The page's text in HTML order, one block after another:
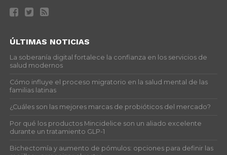
ÚLTIMAS NOTICIAS
La soberanía digital fortalece la confianza en los servicios de
salud modernos
Cómo influye el proceso migratorio en la salud mental de las
familias latinas
¿Cuáles son las mejores marcas de probióticos del mercado?
Por qué los productos Mincidelice son un aliado excelente
durante un tratamiento GLP-1
Bichectomía y aumento de pómulos: opciones para definir las